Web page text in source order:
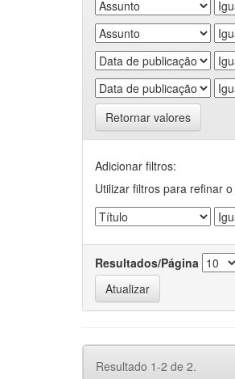
Retornar valores
Adicionar filtros:
Utilizar filtros para refinar
Resultados/Página
Resultado 1-2 de 2.